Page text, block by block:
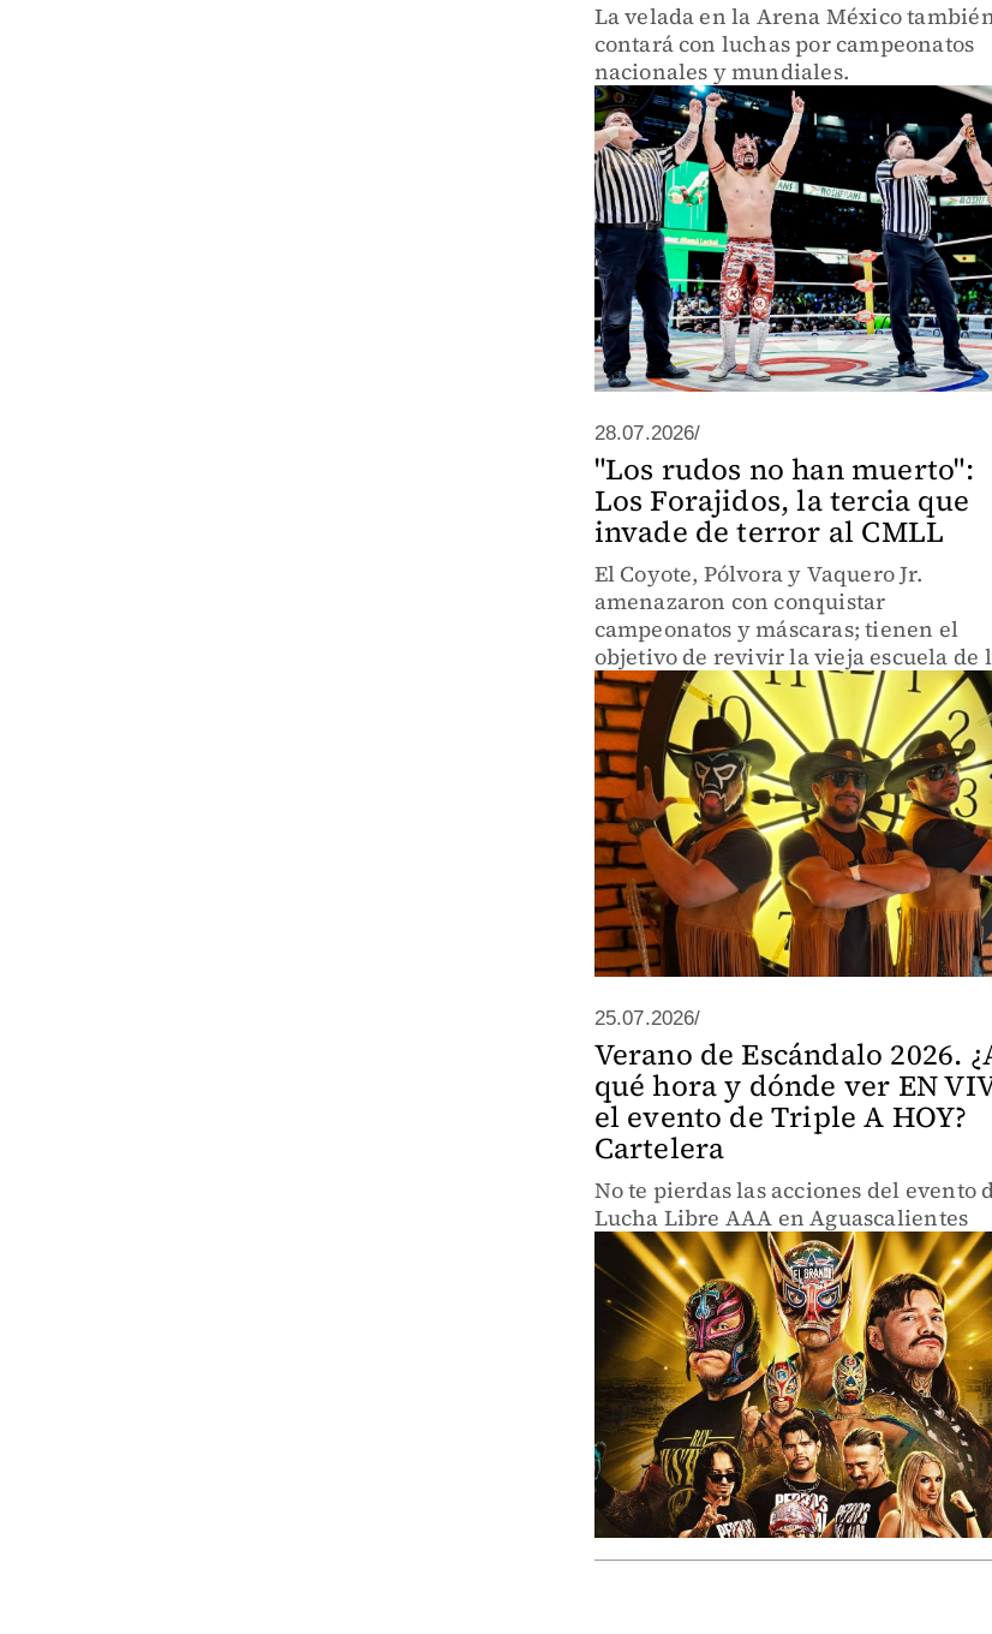
La velada en la Arena México
contará con luchas por campeonatos
nacionales y mundiales.
28.07.2026/
"Los rudos no han muerto":
Los Forajidos, la tercia que
invade de terror al CMLL
El Coyote, Pólvora y Vaquero Jr.
amenazaron con conquistar
campeonatos y máscaras; tienen el
objetivo de revivir la vieja escuela de
rudeza en nuestro país.
25.07.2026/
Verano de Escándalo 2026.
qué hora y dónde ver EN
el evento de Triple A HOY?
Cartelera
No te pierdas las acciones del evento
Lucha Libre AAA en Aguascalientes